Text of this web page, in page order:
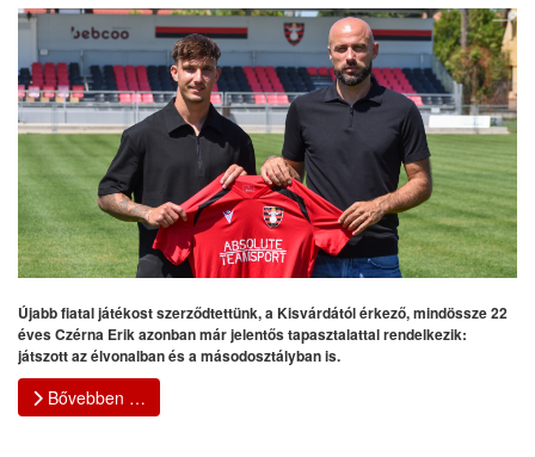
Újabb fiatal játékost szerződtettünk, a Kisvárdától érkező, mindössze 22
éves Czérna Erik azonban már jelentős tapasztalattal rendelkezik:
játszott az élvonalban és a másodosztályban is.
Bővebben …